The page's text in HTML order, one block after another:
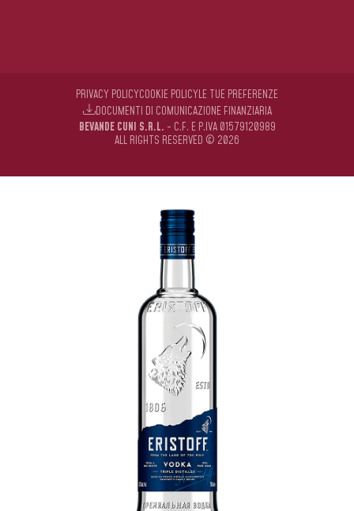
BEVANDE CUNI S.R.L. - C.F. E P.IVA 01579120989
ALL RIGHTS RESERVED © 2026
PRIVACY POLICYCOOKIE POLICYLE TUE PREFERENZE
DOCUMENTI DI COMUNICAZIONE FINANZIARIA